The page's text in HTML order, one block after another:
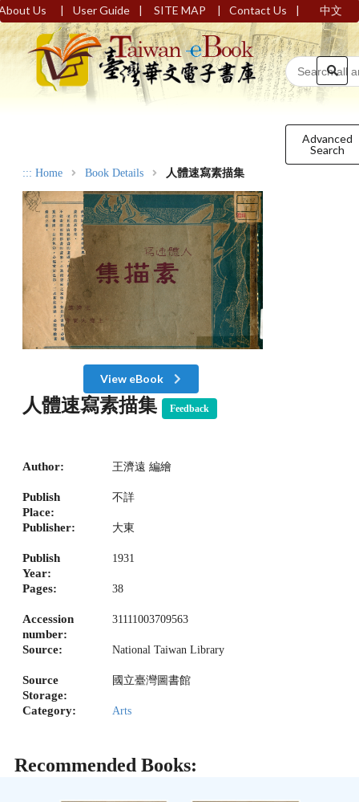
Us | User Guide | SITE MAP | Contact Us | 中文
Advanced
Search
::: Home Book Details 人體速寫素描集
View eBook
人體速寫素描集 Feedback
Author: 王濟遠 編繪
Publish
Place:
不詳
Publisher: 大東
Publish
Year:
1931
Pages: 38
Accession
number:
31111003709563
Source: National Taiwan Library
Source
Storage:
國立臺灣圖書館
Category: Arts
Recommended Books: